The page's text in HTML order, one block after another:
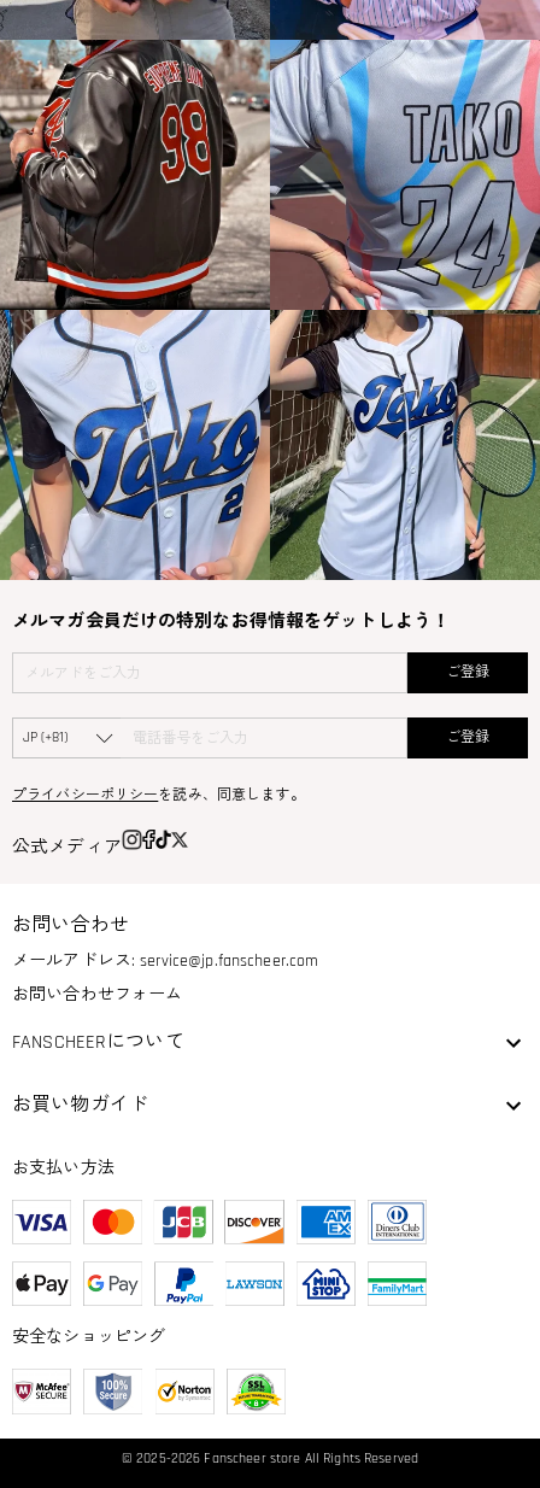
メルマガ会員だけの特別なお得情報をゲットしよう！
ご登録
ご登録
プライバシーポリシー を読み、同意します。
公式メディア
お問い合わせ
メールアドレス:service@jp.fanscheer.com
お問い合わせフォーム
FANSCHEERについて
お買い物ガイド
お支払い方法
安全なショッピング
© 2025-2026 Fanscheerstore All Rights Reserved